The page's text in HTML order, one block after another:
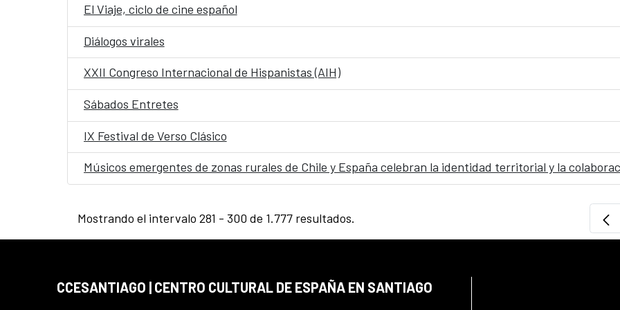
El Viaje, ciclo de cine español
Diálogos virales
XXII Congreso Internacional de Hispanistas (AIH)
Sábados Entretes
IX Festival de Verso Clásico
Músicos emergentes de zonas rurales de Chile y España celebran la identidad territorial y la
Mostrando el intervalo 281 - 300 de 1.777 resultados.
CCESANTIAGO | CENTRO CULTURAL DE ESPAÑA EN SANTIAGO